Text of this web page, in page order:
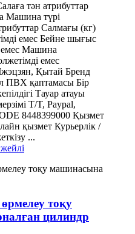
тән атрибуттар
Машина түрі
Салмағы (кг)
емес Бейне шығыс
емес Машина
емес
Қытай Бренд
ПВХ қаптамасы Бір
Тауар атауы
T/T, Paypal,
8448399000 Қызмет
қызмет Курьерлік /
...
тоқу
цилиндр